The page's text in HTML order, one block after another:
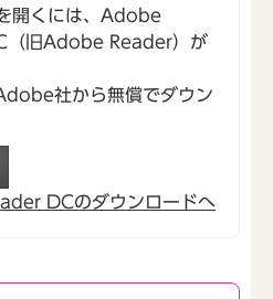
開くには、Adobe
旧Adobe Reader）が
社から無償でダウン
DCのダウンロードへ